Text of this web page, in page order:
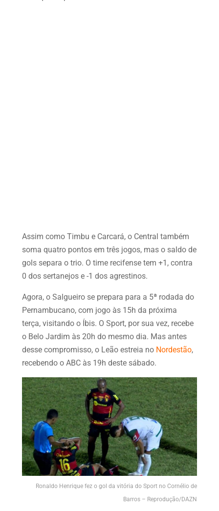
Assim como Timbu e Carcará, o Central também
soma quatro pontos em três jogos, mas o saldo de
gols separa o trio. O time recifense tem +1, contra
0 dos sertanejos e -1 dos agrestinos.
Agora, o Salgueiro se prepara para a 5ª rodada do
Pernambucano, com jogo às 15h da próxima
terça, visitando o Íbis. O Sport, por sua vez, recebe
o Belo Jardim às 20h do mesmo dia. Mas antes
desse compromisso, o Leão estreia no Nordestão,
recebendo o ABC às 19h deste sábado.
Ronaldo Henrique fez o gol da vitória do Sport no Cornélio de
Barros – Reprodução/DAZN